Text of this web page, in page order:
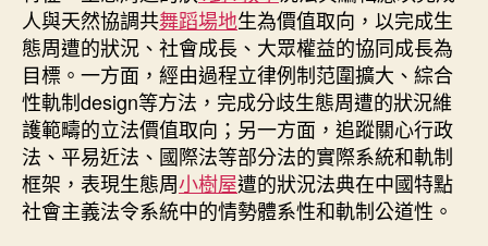
人與天然協調共舞蹈場地生為價值取向，以完成生
態周遭的狀況、社會成長、大眾權益的協同成長為
目標。一方面，經由過程立律例制范圍擴大、綜合
性軌制design等方法，完成分歧生態周遭的狀況維
護範疇的立法價值取向；另一方面，追蹤關心行政
法、平易近法、國際法等部分法的實際系統和軌制
框架，表現生態周小樹屋遭的狀況法典在中國特點
社會主義法令系統中的情勢體系性和軌制公道性。